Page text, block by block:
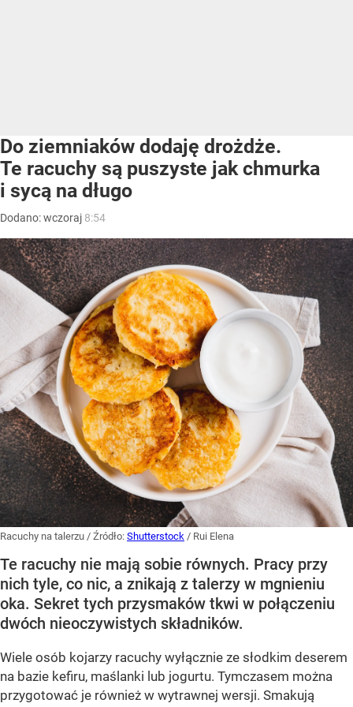
Do ziemniaków dodaję drożdże.
Te racuchy są puszyste jak chmurka
i sycą na długo
Dodano:wczoraj 8:54
Racuchy na talerzu / Źródło: Shutterstock / Rui Elena
Te racuchy nie mają sobie równych. Pracy przy
nich tyle, co nic, a znikają z talerzy w mgnieniu
oka. Sekret tych przysmaków tkwi w połączeniu
dwóch nieoczywistych składników.
Wiele osób kojarzy racuchy wyłącznie ze słodkim deserem
na bazie kefiru, maślanki lub jogurtu. Tymczasem można
przygotować je również w wytrawnej wersji. Smakują